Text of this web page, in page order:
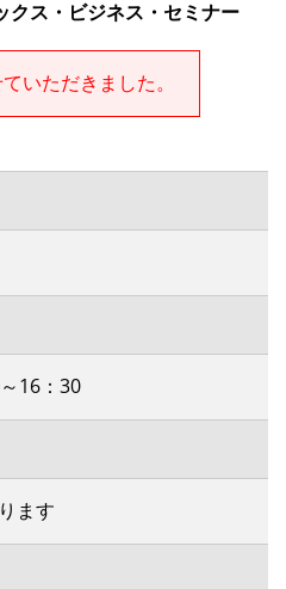
クス・ビジネス・セミナー
いただきました。
16：30
ます